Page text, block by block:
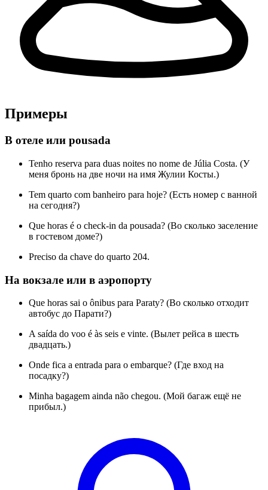
Примеры
В отеле или pousada
Tenho reserva para duas noites no nome de Júlia Costa. (У
меня бронь на две ночи на имя Жулии Косты.)
Tem quarto com banheiro para hoje? (Есть номер с ванной
на сегодня?)
Que horas é o check-in da pousada? (Во сколько заселение
в гостевом доме?)
Preciso da chave do quarto 204.
На вокзале или в аэропорту
Que horas sai o ônibus para Paraty? (Во сколько отходит
автобус до Парати?)
A saída do voo é às seis e vinte. (Вылет рейса в шесть
двадцать.)
Onde fica a entrada para o embarque? (Где вход на
посадку?)
Minha bagagem ainda não chegou. (Мой багаж ещё не
прибыл.)